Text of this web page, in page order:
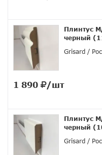
Плинтус
черный
Grisard
1 890 /шт
Плинтус
черный
Grisard